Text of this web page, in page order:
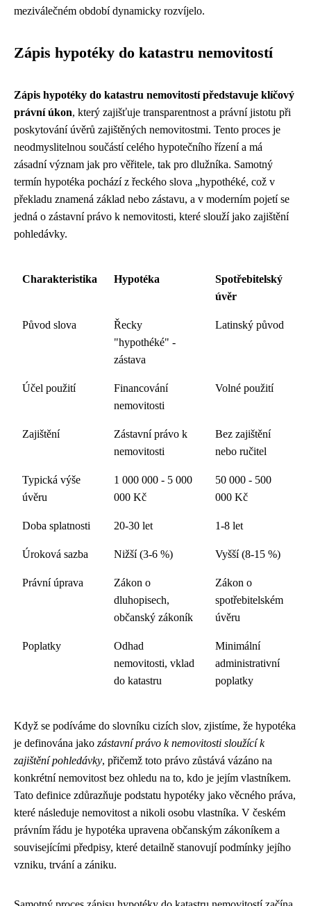
meziválečném období dynamicky rozvíjelo.
Zápis hypotéky do katastru nemovitostí
Zápis hypotéky do katastru nemovitostí představuje klíčový
právní úkon, který zajišťuje transparentnost a právní jistotu při
poskytování úvěrů zajištěných nemovitostmi. Tento proces je
neodmyslitelnou součástí celého hypotečního řízení a má
zásadní význam jak pro věřitele, tak pro dlužníka. Samotný
termín hypotéka pochází z řeckého slova „hypothéké, což v
překladu znamená základ nebo zástavu, a v moderním pojetí se
jedná o zástavní právo k nemovitosti, které slouží jako zajištění
pohledávky.
Charakteristika Hypotéka
Spotřebitelský
úvěr
Původ slova
Řecky
"hypothéké" -
zástava
Latinský původ
Účel použití
Financování
nemovitosti
Volné použití
Zajištění
Zástavní právo k
nemovitosti
Bez zajištění
nebo ručitel
Typická výše
úvěru
1 000 000 - 5 000
000 Kč
50 000 - 500
000 Kč
Doba splatnosti 20-30 let 1-8 let
Úroková sazba Nižší (3-6 %) Vyšší (8-15 %)
Právní úprava
Zákon o
dluhopisech,
občanský zákoník
Zákon o
spotřebitelském
úvěru
Poplatky
Odhad
nemovitosti, vklad
do katastru
Minimální
administrativní
poplatky
Když se podíváme do slovníku cizích slov, zjistíme, že hypotéka
je definována jako zástavní právo k nemovitosti sloužící k
zajištění pohledávky, přičemž toto právo zůstává vázáno na
konkrétní nemovitost bez ohledu na to, kdo je jejím vlastníkem.
Tato definice zdůrazňuje podstatu hypotéky jako věcného práva,
které následuje nemovitost a nikoli osobu vlastníka. V českém
právním řádu je hypotéka upravena občanským zákoníkem a
souvisejícími předpisy, které detailně stanovují podmínky jejího
vzniku, trvání a zániku.